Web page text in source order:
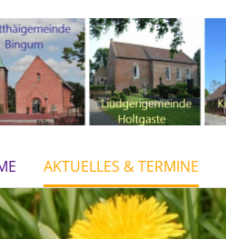
AKTUELLES & TERMINE